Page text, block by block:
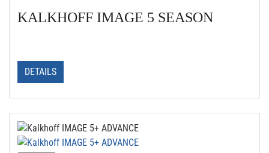
KALKHOFF IMAGE 5 SEASON
DETAILS